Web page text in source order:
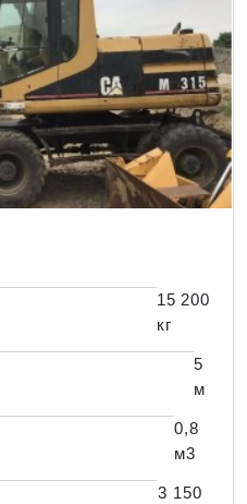
15 200
кг
5
м
0,8
м3
3 150